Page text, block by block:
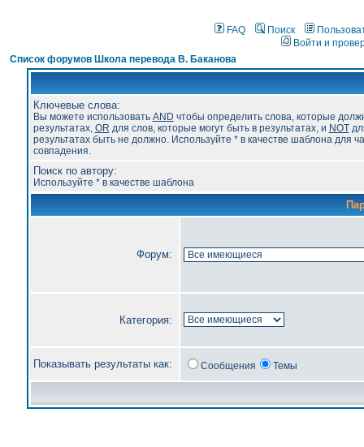
FAQ Поиск
Войти и
Список форумов Школа перевода В. Баканова
Ключевые слова:
Вы можете использовать AND чтобы определить слова, которые
результатах, OR для слов, которые могут быть в результатах, и NOT
результатах быть не должно. Используйте * в качестве шаблона для
совпадения.
Поиск по автору:
Используйте * в качестве шаблона
Форум:
Категория:
Показывать результаты как: Сообщения Темы